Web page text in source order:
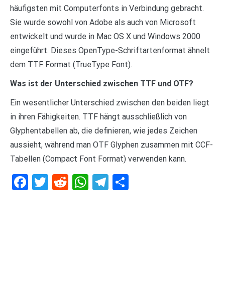
häufigsten mit Computerfonts in Verbindung gebracht.
Sie wurde sowohl von Adobe als auch von Microsoft
entwickelt und wurde in Mac OS X und Windows 2000
eingeführt. Dieses OpenType-Schriftartenformat ähnelt
dem TTF Format (TrueType Font).
Was ist der Unterschied zwischen TTF und OTF?
Ein wesentlicher Unterschied zwischen den beiden liegt
in ihren Fähigkeiten. TTF hängt ausschließlich von
Glyphentabellen ab, die definieren, wie jedes Zeichen
aussieht, während man OTF Glyphen zusammen mit CCF-
Tabellen (Compact Font Format) verwenden kann.
Facebook
Twitter
RedditWhatsApp
Telegram